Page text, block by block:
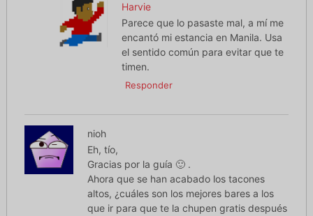
Harvie
Parece que lo pasaste mal, a mí me
encantó mi estancia en Manila. Usa
el sentido común para evitar que te
timen.
Responder
nioh
Eh, tío,
Gracias por la guía 🙂 .
Ahora que se han acabado los tacones
altos, ¿cuáles son los mejores bares a los
que ir para que te la chupen gratis después